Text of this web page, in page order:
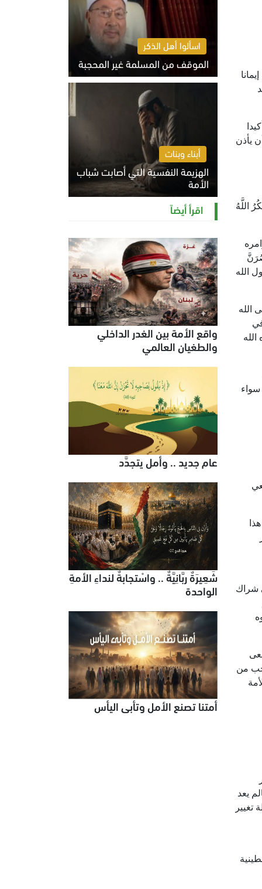
يأذن
اللَّهُ
الله
الله
سواء
شراك
من
يعد
تغيير
اسألوا أهل الذكر
الموقف من المسلمة غير المحجبة
الخميس 6 أغسطس 2026 10:45 ص
أبناء وبنات
الهزيمة النفسية التي أصابت شباب
الأمة
الخميس 6 أغسطس 2026 11:12 ص
اقرأ أيضاً
واقع الأمة بين الغدر الداخلي
والطغيان العالمي
عام جديد .. وأمل يتجدَّد
شَعِيرَةٌ ربَّانِيَّةٌ .. واسْتجابةٌ لنداءِ الأمةِ
الواحدة
أمتنا تصنع الأمل وتأبى اليأس